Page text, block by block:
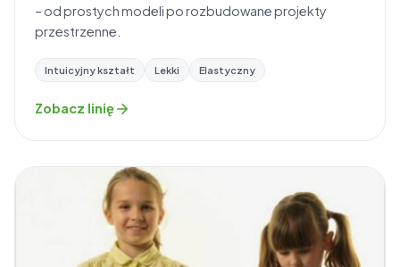
– od prostych modeli po rozbudowane projekty
przestrzenne.
Intuicyjny kształt Lekki Elastyczny
Zobacz linię